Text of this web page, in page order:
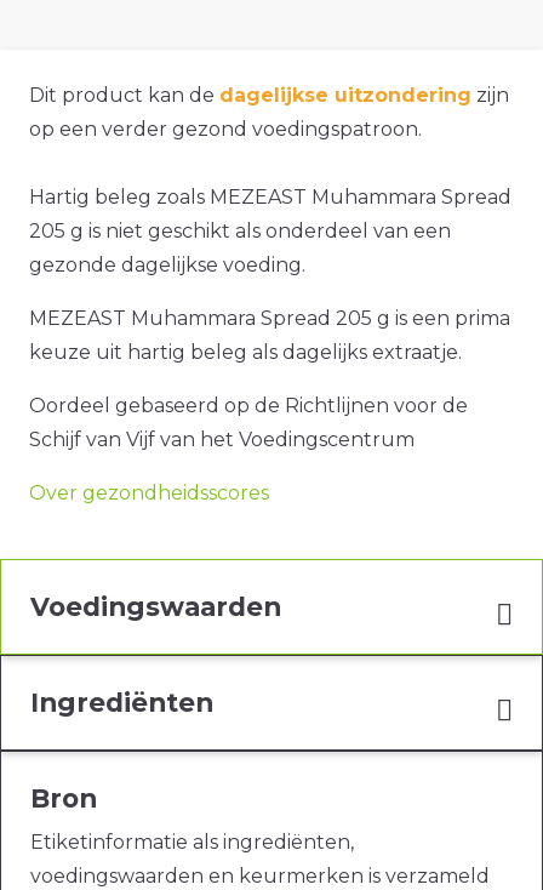
Dit product kan de dagelijkse uitzondering zijn
op een verder gezond voedingspatroon.
Hartig beleg zoals MEZEAST Muhammara Spread
205 g is niet geschikt als onderdeel van een
gezonde dagelijkse voeding.
MEZEAST Muhammara Spread 205 g is een prima
keuze uit hartig beleg als dagelijks extraatje.
Oordeel gebaseerd op de Richtlijnen voor de
Schijf van Vijf van het Voedingscentrum
Over gezondheidsscores
Voedingswaarden
Ingrediënten
Bron
Etiketinformatie als ingrediënten,
voedingswaarden en keurmerken is verzameld